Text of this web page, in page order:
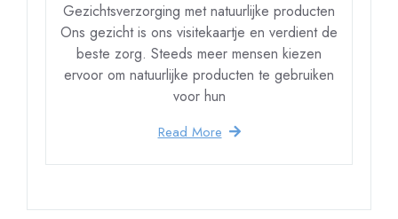
Gezichtsverzorging met natuurlijke producten
Ons gezicht is ons visitekaartje en verdient de
beste zorg. Steeds meer mensen kiezen
ervoor om natuurlijke producten te gebruiken
voor hun
Read More